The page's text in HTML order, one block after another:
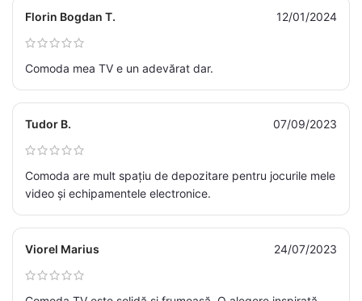
Florin Bogdan T. 12/01/2024
Comoda mea TV e un adevărat dar.
Tudor B. 07/09/2023
Comoda are mult spațiu de depozitare pentru jocurile mele
video și echipamentele electronice.
Viorel Marius 24/07/2023